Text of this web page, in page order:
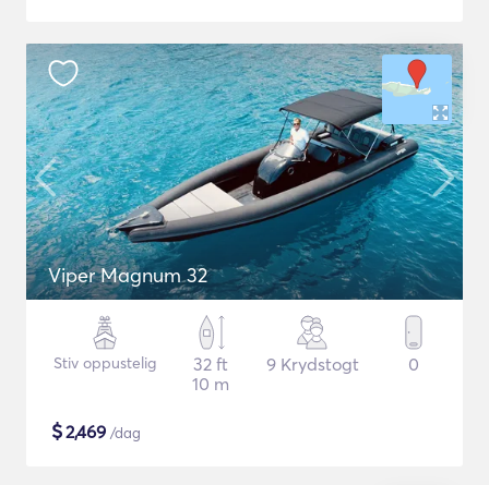
Viper Magnum 32
Stiv oppustelig
32 ft
10 m
9 Krydstogt 0
$2,469 /dag